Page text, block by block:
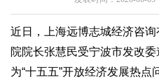
近日，上海远博志城经济咨
院院长张慧民受宁波市发改委
为“十五五”开放经济发展热点